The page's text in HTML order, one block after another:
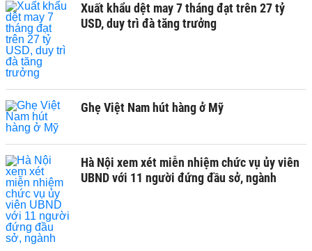
Xuất khẩu dệt may 7 tháng đạt trên 27 tỷ
USD, duy trì đà tăng trưởng
Ghẹ Việt Nam hút hàng ở Mỹ
Hà Nội xem xét miễn nhiệm chức vụ ủy viên
UBND với 11 người đứng đầu sở, ngành